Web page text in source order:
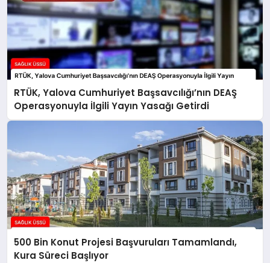
RTÜK, Yalova Cumhuriyet Başsavcılığı’nın DEAŞ
Operasyonuyla İlgili Yayın Yasağı Getirdi
500 Bin Konut Projesi Başvuruları Tamamlandı,
Kura Süreci Başlıyor